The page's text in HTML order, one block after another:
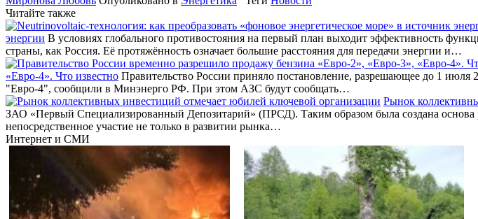
Читайте также
энергии В условиях глобального противостояния на первый план выходит эффективность
страны, как Россия. Её протяжённость означает большие расстояния для передачи энергии и…
«Евро-4». Что известно Правительство России приняло постановление, разрешающее до 1
"Евро-4", сообщили в Минэнерго РФ. При этом АЗС будут сообщать…
Рынок
ЗАО «Первый Специализированный Депозитарий» (ПРСД). Таким образом была создана
непосредственное участие не только в развитии рынка…
Интернет и СМИ